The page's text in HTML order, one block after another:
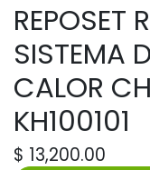
REPOSET
SISTEMA
CALOR
KH100101
$ 13,200.00